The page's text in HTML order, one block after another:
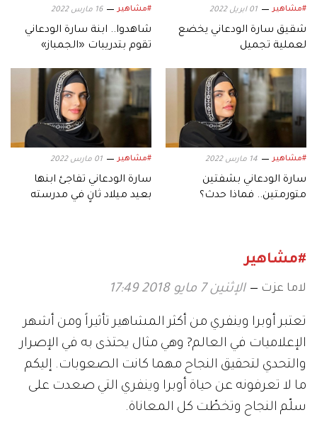
#مشاهير 01 ابريل 2022
شقيق سارة الودعاني يخضع
لعملية تجميل
#مشاهير 16 مارس 2022
شاهدوا.. ابنة سارة الودعاني
تقوم بتدريبات «الجمباز»
#مشاهير 14 مارس 2022
سارة الودعاني بشفتين
متورمتين.. فماذا حدث؟
#مشاهير 01 مارس 2022
سارة الودعاني تفاجئ ابنها
بعيد ميلاد ثانٍ في مدرسته
#مشاهير
لاما عزت الإثنين 7 مايو 2018 17:49
تعتبر أوبرا وينفري من أكثر المشاهير تأثيراً ومن أشهر
الإعلاميات في العالم? وهي مثال يحتذى به في الإصرار
والتحدي لتحقيق النجاح مهما كانت الصعوبات. إليكم
ما لا تعرفونه عن حياة أوبرا وينفري التي صعدت على
سلّم النجاح وتخطّت كل المعاناة.